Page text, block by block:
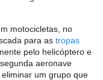
motocicletas, no
para as tropas
pelo helicóptero e
aeronave
um grupo que